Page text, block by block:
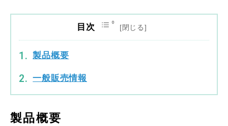
目次
製品概要
一般販売情報
製品概要